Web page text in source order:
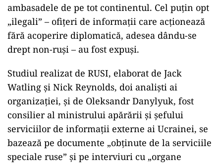
ambasadele de pe tot continentul. Cel puțin opt
„ilegali” – ofițeri de informații care acționează
fără acoperire diplomatică, adesea dându-se
drept non-ruși – au fost expuși.
Studiul realizat de RUSI, elaborat de Jack
Watling și Nick Reynolds, doi analiști ai
organizației, și de Oleksandr Danylyuk, fost
consilier al ministrului apărării și șefului
serviciilor de informații externe ai Ucrainei, se
bazează pe documente „obținute de la serviciile
speciale ruse” și pe interviuri cu „organe